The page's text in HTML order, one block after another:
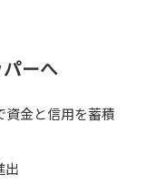
ーへ
資金と信用を蓄積
出